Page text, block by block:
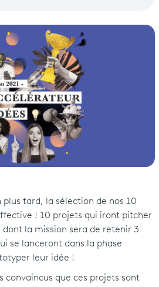
tard, la sélection de nos 10
! 10 projets qui iront pitcher
la mission sera de retenir 3
se lanceront dans la phase
leur idée !
convaincus que ces projets sont